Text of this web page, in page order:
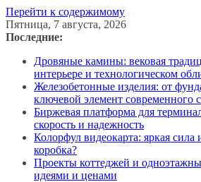
Перейти к содержимому
Пятница, 7 августа, 2026
Последние:
Дровяные камины: вековая
интерьере и технологическом
Железобетонные изделия: от
ключевой элемент современного
Биржевая платформа для
скорость и надежность
Колорфул видеокарта: яркая сила
коробка?
Проекты коттеджей и
идеями и ценами